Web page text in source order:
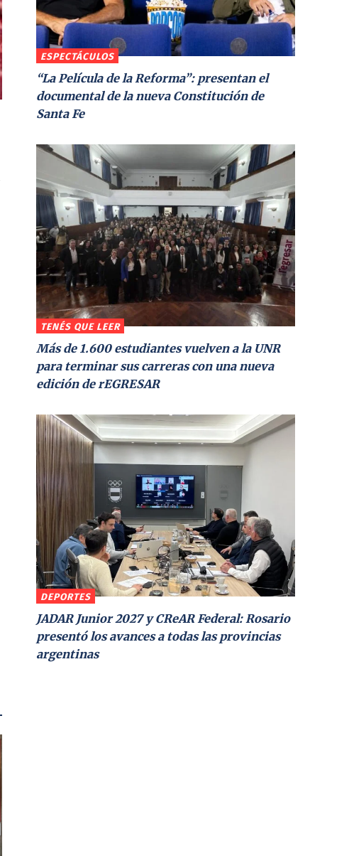
ESPECTÁCULOS
“La Película de la Reforma”: presentan el
documental de la nueva Constitución de
Santa Fe
TENÉS QUE LEER
Más de 1.600 estudiantes vuelven a la UNR
para terminar sus carreras con una nueva
edición de rEGRESAR
DEPORTES
JADAR Junior 2027 y CReAR Federal: Rosario
presentó los avances a todas las provincias
argentinas